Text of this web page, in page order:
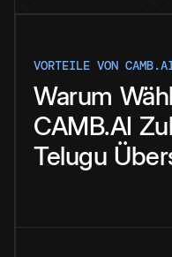
VORTEILE VON
Warum
CAMB.AI
Telugu